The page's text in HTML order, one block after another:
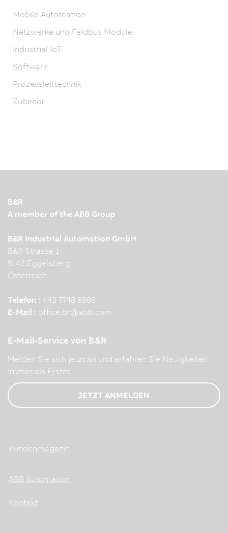
Mobile Automation
Netzwerke und Feldbus Module
Industrial IoT
Software
Prozessleittechnik
Zubehör
B&R
A member of the ABB Group
B&R Industrial Automation GmbH
B&R Strasse 1
5142 Eggelsberg
Österreich
Telefon : +43 7748 6586
E-Mail : office.br@abb.com
E-Mail-Service von B&R
Melden Sie sich jetzt an und erfahren Sie Neuigkeiten
immer als Erster.
JETZT ANMELDEN
Kundenmagazin
ABB Automation
Kontakt